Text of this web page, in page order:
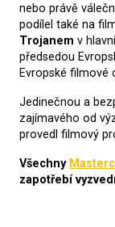
nebo právě
podílel také na
Trojanem v
předsedou
Evropské filmové
Jedinečnou a
zajímavého od
provedl filmový
Všechny
zapotřebí